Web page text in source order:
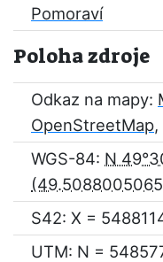
Pomoraví
Poloha zdroje
Odkaz na mapy:
OpenStreetMap,
WGS-84: N
S42: X =
UTM: N =